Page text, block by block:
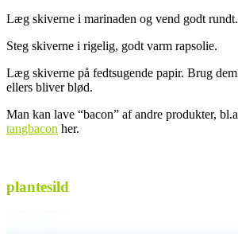
Læg skiverne i marinaden og vend godt rundt.
Steg skiverne i rigelig, godt varm rapsolie.
Læg skiverne på fedtsugende papir. Brug dem
ellers bliver blød.
Man kan lave “bacon” af andre produkter,
tangbacon her.
plantesild